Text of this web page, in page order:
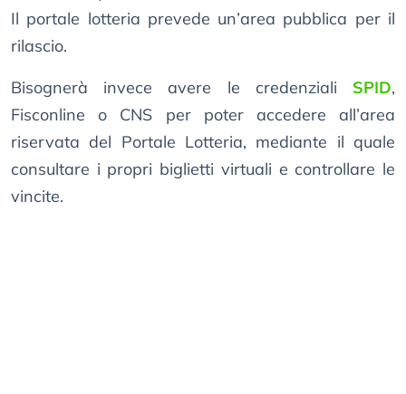
Il portale lotteria prevede un’area pubblica per il
rilascio.
Bisognerà invece avere le credenziali SPID,
Fisconline o CNS per poter accedere all’area
riservata del Portale Lotteria, mediante il quale
consultare i propri biglietti virtuali e controllare le
vincite.